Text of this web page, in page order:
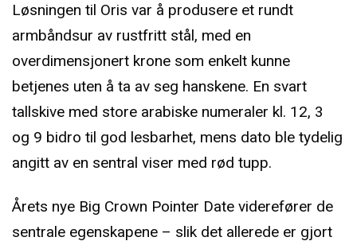
Løsningen til Oris var å produsere et rundt
armbåndsur av rustfritt stål, med en
overdimensjonert krone som enkelt kunne
betjenes uten å ta av seg hanskene. En svart
tallskive med store arabiske numeraler kl. 12, 3
og 9 bidro til god lesbarhet, mens dato ble tydelig
angitt av en sentral viser med rød tupp.
Årets nye Big Crown Pointer Date viderefører de
sentrale egenskapene – slik det allerede er gjort